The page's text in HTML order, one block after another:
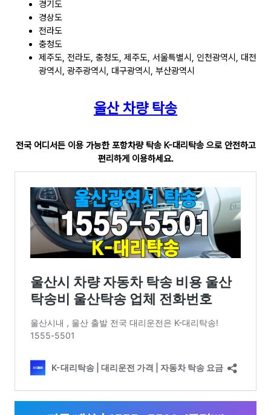
경기도
경상도
전라도
충청도
제주도, 전라도, 충청도, 제주도, 서울특별시, 인천광역시, 대전
광역시, 광주광역시, 대구광역시, 부산광역시
울산 차량 탁송
전국 어디서든 이용 가능한 포항차량 탁송 K-대리탁송 으로 안전하고
편리하게 이용하세요.